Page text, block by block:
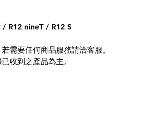
R12 nineT / R12 S
需要任何商品服務請洽客服。
收到之產品為主。